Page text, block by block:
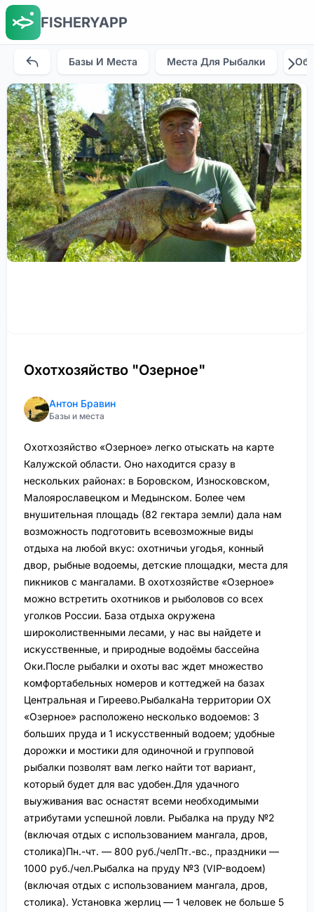
FISHERYAPP
Базы И Места Места Для Рыбалки
Охотхозяйство "Озерное"
Антон Бравин
Базы и места
Охотхозяйство «Озерное» легко отыскать на карте
Калужской области. Оно находится сразу в
нескольких районах: в Боровском, Износковском,
Малоярославецком и Медынском. Более чем
внушительная площадь (82 гектара земли) дала нам
возможность подготовить всевозможные виды
отдыха на любой вкус: охотничьи угодья, конный
двор, рыбные водоемы, детские площадки, места для
пикников с мангалами. В охотхозяйстве «Озерное»
можно встретить охотников и рыболовов со всех
уголков России. База отдыха окружена
широколиственными лесами, у нас вы найдете и
искусственные, и природные водоёмы бассейна
Оки.После рыбалки и охоты вас ждет множество
комфортабельных номеров и коттеджей на базах
Центральная и Гиреево.РыбалкаНа территории ОХ
«Oзерное» расположено несколько водоемов: 3
больших пруда и 1 искусственный водоем; удобные
дорожки и мостики для одиночной и групповой
рыбалки позволят вам легко найти тот вариант,
который будет для вас удобен.Для удачного
выуживания вас оснастят всеми необходимыми
атрибутами успешной ловли. Рыбалка на пруду №2
(включая отдых с использованием мангала, дров,
столика)Пн.-чт. — 800 руб./челПт.-вс., праздники —
1000 руб./чел.Рыбалка на пруду №3 (VIP-водоем)
(включая отдых с использованием мангала, дров,
столика). Установка жерлиц — 1 человек не больше 5